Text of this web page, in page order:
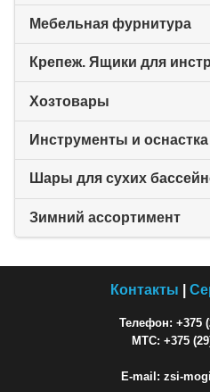
Мебельная фурнитура
Крепеж. Ящики для
Хозтовары
Инструменты и оснастка
Шары для сухих
Зимний ассортимент
Контакты
Телефон: +375
МТС: +375
E-mail: zsi-